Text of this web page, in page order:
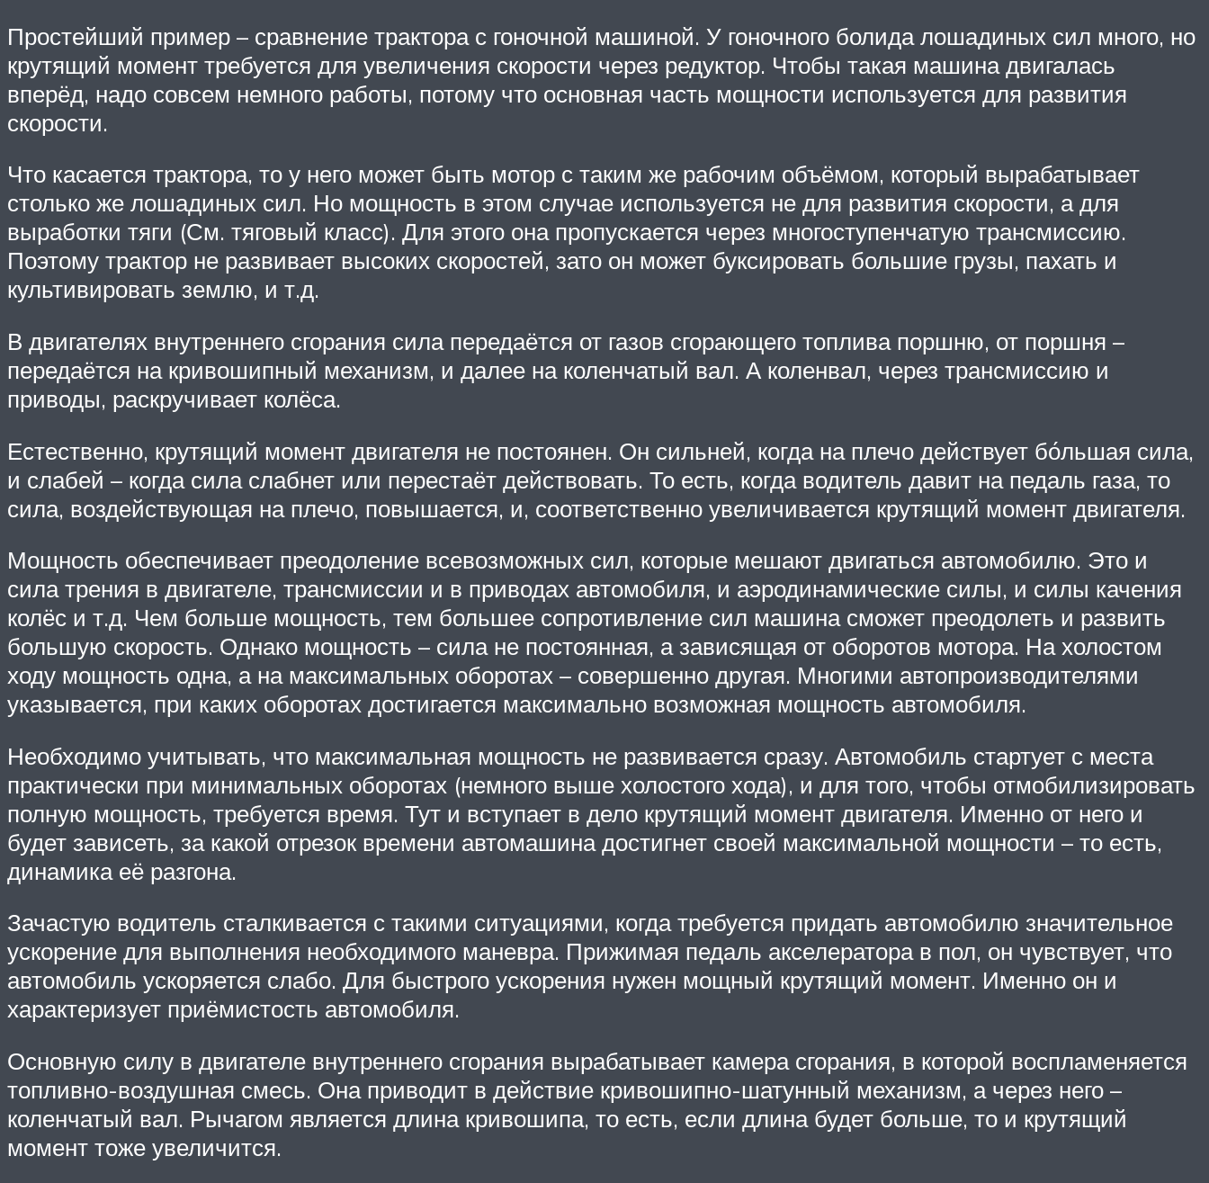
Простейший пример – сравнение трактора с гоночной машиной. У гоночного болида лошадиных сил много, но
крутящий момент требуется для увеличения скорости через редуктор. Чтобы такая машина двигалась
вперёд, надо совсем немного работы, потому что основная часть мощности используется для развития
скорости.
Что касается трактора, то у него может быть мотор с таким же рабочим объёмом, который вырабатывает
столько же лошадиных сил. Но мощность в этом случае используется не для развития скорости, а для
выработки тяги (См. тяговый класс). Для этого она пропускается через многоступенчатую трансмиссию.
Поэтому трактор не развивает высоких скоростей, зато он может буксировать большие грузы, пахать и
культивировать землю, и т.д.
В двигателях внутреннего сгорания сила передаётся от газов сгорающего топлива поршню, от поршня –
передаётся на кривошипный механизм, и далее на коленчатый вал. А коленвал, через трансмиссию и
приводы, раскручивает колёса.
Естественно, крутящий момент двигателя не постоянен. Он сильней, когда на плечо действует бо́льшая сила,
и слабей – когда сила слабнет или перестаёт действовать. То есть, когда водитель давит на педаль газа, то
сила, воздействующая на плечо, повышается, и, соответственно увеличивается крутящий момент двигателя.
Мощность обеспечивает преодоление всевозможных сил, которые мешают двигаться автомобилю. Это и
сила трения в двигателе, трансмиссии и в приводах автомобиля, и аэродинамические силы, и силы качения
колёс и т.д. Чем больше мощность, тем большее сопротивление сил машина сможет преодолеть и развить
большую скорость. Однако мощность – сила не постоянная, а зависящая от оборотов мотора. На холостом
ходу мощность одна, а на максимальных оборотах – совершенно другая. Многими автопроизводителями
указывается, при каких оборотах достигается максимально возможная мощность автомобиля.
Необходимо учитывать, что максимальная мощность не развивается сразу. Автомобиль стартует с места
практически при минимальных оборотах (немного выше холостого хода), и для того, чтобы отмобилизировать
полную мощность, требуется время. Тут и вступает в дело крутящий момент двигателя. Именно от него и
будет зависеть, за какой отрезок времени автомашина достигнет своей максимальной мощности – то есть,
динамика её разгона.
Зачастую водитель сталкивается с такими ситуациями, когда требуется придать автомобилю значительное
ускорение для выполнения необходимого маневра. Прижимая педаль акселератора в пол, он чувствует, что
автомобиль ускоряется слабо. Для быстрого ускорения нужен мощный крутящий момент. Именно он и
характеризует приёмистость автомобиля.
Основную силу в двигателе внутреннего сгорания вырабатывает камера сгорания, в которой воспламеняется
топливно-воздушная смесь. Она приводит в действие кривошипно-шатунный механизм, а через него –
коленчатый вал. Рычагом является длина кривошипа, то есть, если длина будет больше, то и крутящий
момент тоже увеличится.